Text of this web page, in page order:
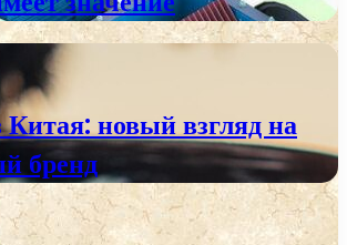
новый взгляд на
бренд